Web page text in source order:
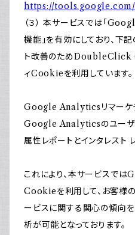
https://
（３） 本サービスでは「
機能」を有効にしており、下
ト改善のためDoubleClick
ィCookieを利用しています。
Google Analyticsリマーケ
Google Analyticsのユーザ
属性レポートとインタレスト
これにより、本サービスで
Cookieを利用して、お客様
ービスに関する関心の傾向
析が可能となっております。